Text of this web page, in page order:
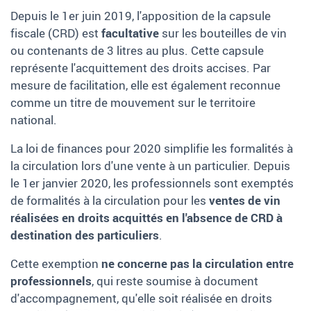
Depuis le 1er juin 2019, l'apposition de la capsule
fiscale (CRD) est facultative sur les bouteilles de vin
ou contenants de 3 litres au plus. Cette capsule
représente l'acquittement des droits accises. Par
mesure de facilitation, elle est également reconnue
comme un titre de mouvement sur le territoire
national.
La loi de finances pour 2020 simplifie les formalités à
la circulation lors d'une vente à un particulier. Depuis
le 1er janvier 2020, les professionnels sont exemptés
de formalités à la circulation pour les ventes de vin
réalisées en droits acquittés en l'absence de CRD à
destination des particuliers.
Cette exemption ne concerne pas la circulation entre
professionnels, qui reste soumise à document
d'accompagnement, qu'elle soit réalisée en droits